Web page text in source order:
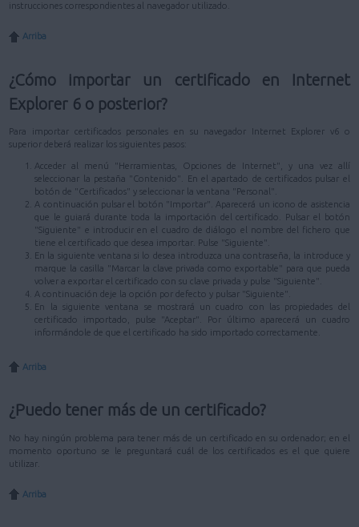
instrucciones correspondientes al navegador utilizado.
Arriba
¿Cómo importar un certificado en Internet
Explorer 6 o posterior?
Para importar certificados personales en su navegador Internet Explorer v6 o
superior deberá realizar los siguientes pasos:
Acceder al menú "Herramientas, Opciones de Internet", y una vez allí
seleccionar la pestaña "Contenido". En el apartado de certificados pulsar el
botón de "Certificados" y seleccionar la ventana "Personal".
A continuación pulsar el botón "Importar". Aparecerá un icono de asistencia
que le guiará durante toda la importación del certificado. Pulsar el botón
"Siguiente" e introducir en el cuadro de diálogo el nombre del fichero que
tiene el certificado que desea importar. Pulse "Siguiente".
En la siguiente ventana si lo desea introduzca una contraseña, la introduce y
marque la casilla "Marcar la clave privada como exportable" para que pueda
volver a exportar el certificado con su clave privada y pulse "Siguiente".
A continuación deje la opción por defecto y pulsar "Siguiente".
En la siguiente ventana se mostrará un cuadro con las propiedades del
certificado importado, pulse "Aceptar". Por último aparecerá un cuadro
informándole de que el certificado ha sido importado correctamente.
Arriba
¿Puedo tener más de un certificado?
No hay ningún problema para tener más de un certificado en su ordenador; en el
momento oportuno se le preguntará cuál de los certificados es el que quiere
utilizar.
Arriba